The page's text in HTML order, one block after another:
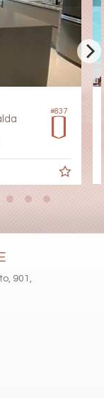
#837
901,